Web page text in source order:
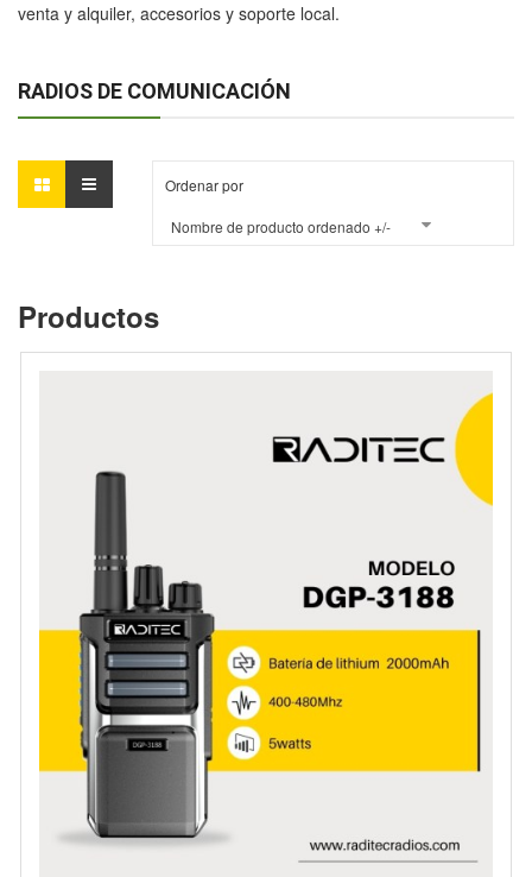
venta y alquiler, accesorios y soporte local.
RADIOS DE COMUNICACIÓN
Ordenar por
Nombre de producto ordenado +/-
Productos